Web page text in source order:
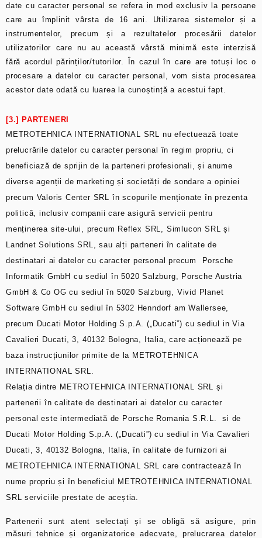
date cu caracter personal se refera in mod exclusiv la persoane
care au împlinit vârsta de 16 ani. Utilizarea sistemelor și a
instrumentelor, precum și a rezultatelor procesării datelor
utilizatorilor care nu au această vârstă minimă este interzisă
fără acordul părinților/tutorilor. În cazul în care are totuși loc o
procesare a datelor cu caracter personal, vom sista procesarea
acestor date odată cu luarea la cunoștință a acestui fapt.
[3.] PARTENERI
METROTEHNICA INTERNATIONAL SRL nu efectuează toate
prelucrările datelor cu caracter personal în regim propriu, ci
beneficiază de sprijin de la parteneri profesionali, și anume
diverse agenții de marketing și societăți de sondare a opiniei
precum Valoris Center SRL în scopurile menționate în prezenta
politică, inclusiv companii care asigură servicii pentru
menținerea site-ului, precum Reflex SRL, Simlucon SRL și
Landnet Solutions SRL, sau alți parteneri în calitate de
destinatari ai datelor cu caracter personal precum Porsche
Informatik GmbH cu sediul în 5020 Salzburg, Porsche Austria
GmbH & Co OG cu sediul în 5020 Salzburg, Vivid Planet
Software GmbH cu sediul în 5302 Henndorf am Wallersee,
precum Ducati Motor HoldingS.p.A. („Ducati”) cu sediul in Via
Cavalieri Ducati, 3, 40132 Bologna, Italia,care acționează pe
baza instrucțiunilor primite de la METROTEHNICA
INTERNATIONAL SRL.
Relația dintre METROTEHNICA INTERNATIONAL SRL și
partenerii în calitate de destinatari ai datelor cu caracter
personal este intermediată de Porsche Romania S.R.L. si de
Ducati Motor Holding S.p.A. („Ducati”) cu sediul in Via Cavalieri
Ducati, 3, 40132 Bologna, Italia, în calitate de furnizori ai
METROTEHNICA INTERNATIONAL SRL care contractează în
nume propriu și în beneficiul METROTEHNICA INTERNATIONAL
SRL serviciile prestate de aceștia.
Partenerii sunt atent selectați și se obligă să asigure, prin
măsuri tehnice și organizatorice adecvate, prelucrarea datelor